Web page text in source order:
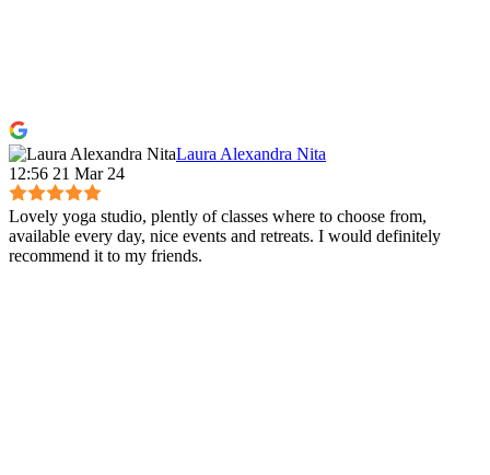
Laura Alexandra Nita
12:56 21 Mar 24
Lovely yoga studio, plently of classes where to choose from,
available every day, nice events and retreats. I would definitely
recommend it to my friends.